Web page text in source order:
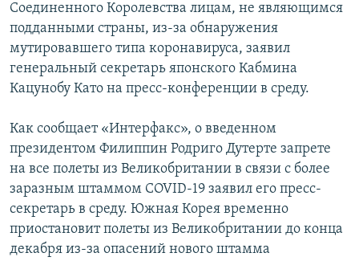
Соединенного Королевства лицам, не являющимся
подданными страны, из-за обнаружения
мутировавшего типа коронавируса, заявил
генеральный секретарь японского Кабмина
Кацунобу Като на пресс-конференции в среду.
Как сообщает «Интерфакс», о введенном
президентом Филиппин Родриго Дутерте запрете
на все полеты из Великобритании в связи с более
заразным штаммом COVID-19 заявил его пресс-
секретарь в среду. Южная Корея временно
приостановит полеты из Великобритании до конца
декабря из-за опасений нового штамма